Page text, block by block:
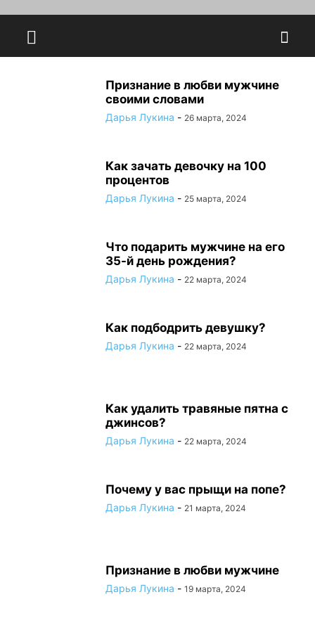
Признание в любви мужчине
своими словами
Дарья Лукина - 26 марта, 2024
Как зачать девочку на 100
процентов
Дарья Лукина - 25 марта, 2024
Что подарить мужчине на его
35-й день рождения?
Дарья Лукина - 22 марта, 2024
Как подбодрить девушку?
Дарья Лукина - 22 марта, 2024
Как удалить травяные пятна с
джинсов?
Дарья Лукина - 22 марта, 2024
Почему у вас прыщи на попе?
Дарья Лукина - 21 марта, 2024
Признание в любви мужчине
Дарья Лукина - 19 марта, 2024